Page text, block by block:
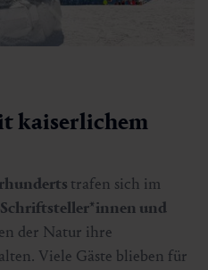
kaiserlichem
trafen sich im
und
der Natur ihre
Viele Gäste blieben für